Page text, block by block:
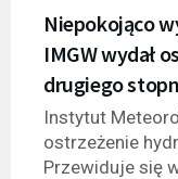
Niepokojąco
IMGW wydał
drugiego
Instytut
ostrzeżenie
Przewiduje się